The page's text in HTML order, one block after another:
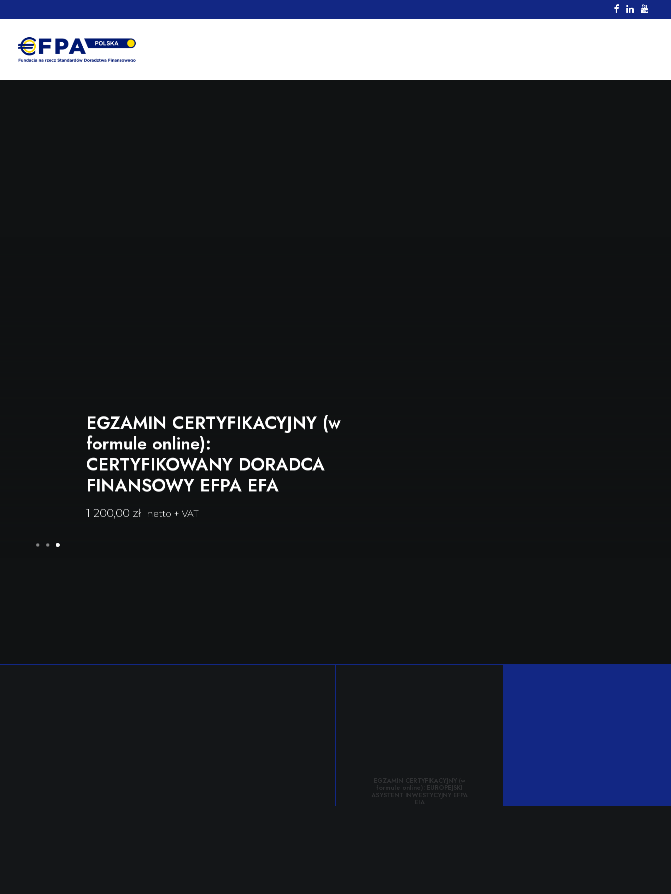
EGZAMIN CERTYFIKACYJNY (w
formule online):
CERTYFIKOWANY DORADCA
FINANSOWY EFPA EFA
zł netto + VAT
EGZAMIN CERTYFIKACYJNY (w
formule online): EUROPEJSKI
ASYSTENT INWESTYCYJNY EFPA
EIA